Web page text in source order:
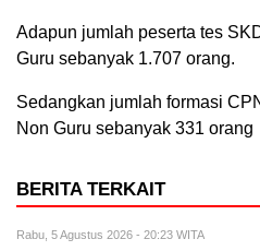
Adapun jumlah peserta tes
Guru sebanyak 1.707 orang.
Sedangkan jumlah formasi
Non Guru sebanyak 331 orang
BERITA TERKAIT
Rabu, 5 Agustus 2026 - 20:23 WITA